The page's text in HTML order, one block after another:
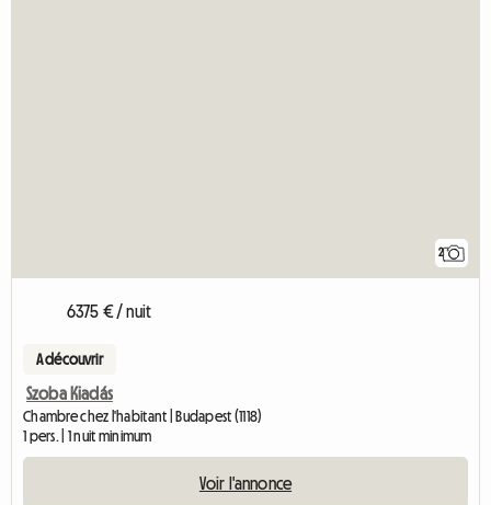
2
6375 € / nuit
A découvrir
Szoba Kiadás
Chambre chez l'habitant | Budapest (1118)
1 pers. | 1 nuit minimum
Voir l'annonce